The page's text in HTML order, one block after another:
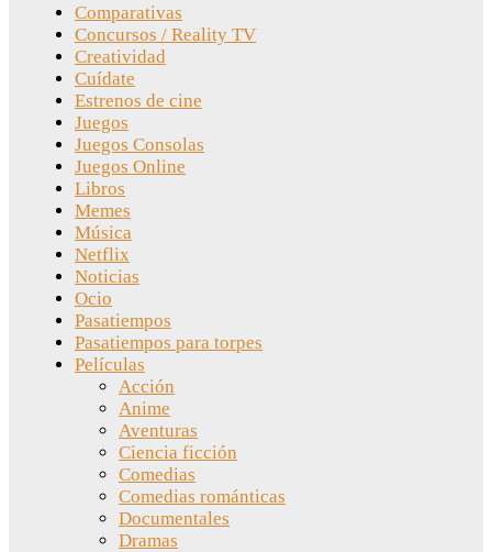
Comparativas
Concursos / Reality TV
Creatividad
Cuídate
Estrenos de cine
Juegos
Juegos Consolas
Juegos Online
Libros
Memes
Música
Netflix
Noticias
Ocio
Pasatiempos
Pasatiempos para torpes
Películas
Acción
Anime
Aventuras
Ciencia ficción
Comedias
Comedias románticas
Documentales
Dramas